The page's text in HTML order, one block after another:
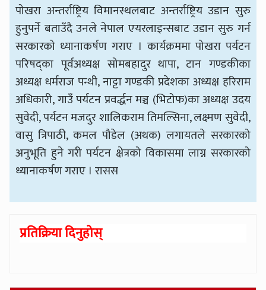
पोखरा अन्तर्राष्ट्रिय विमानस्थलबाट अन्तर्राष्ट्रिय उडान सुरु
हुनुपर्ने बताउँदै उनले नेपाल एयरलाइन्सबाट उडान सुरु गर्न
सरकारको ध्यानाकर्षण गराए । कार्यक्रममा पोखरा पर्यटन
परिषद्का पूर्वअध्यक्ष सोमबहादुर थापा, टान गण्डकीका
अध्यक्ष धर्मराज पन्थी, नाट्टा गण्डकी प्रदेशका अध्यक्ष हरिराम
अधिकारी, गाउँ पर्यटन प्रवर्द्धन मञ्च (भिटोफ)का अध्यक्ष उदय
सुवेदी, पर्यटन मजदुर शालिकराम तिमल्सिना, लक्ष्मण सुवेदी,
वासु त्रिपाठी, कमल पौडेल (अथक) लगायतले सरकारको
अनुभूति हुने गरी पर्यटन क्षेत्रको विकासमा लाग्न सरकारको
ध्यानाकर्षण गराए । रासस
प्रतिक्रिया दिनुहोस्